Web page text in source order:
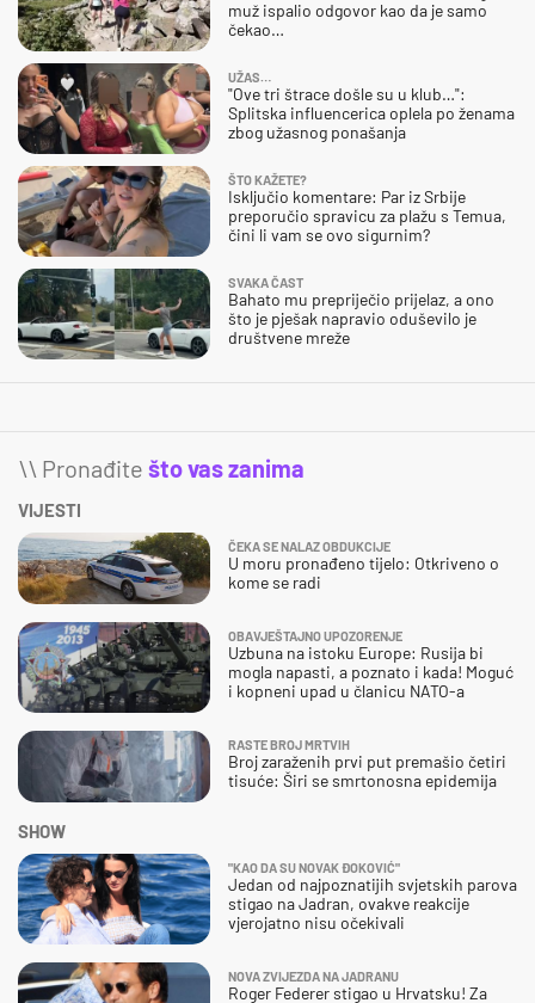
muž ispalio odgovor kao da je samo
čekao…
UŽAS…
"Ove tri štrace došle su u klub…":
Splitska influencerica oplela po ženama
zbog užasnog ponašanja
ŠTO KAŽETE?
Isključio komentare: Par iz Srbije
preporučio spravicu za plažu s Temua,
čini li vam se ovo sigurnim?
SVAKA ČAST
Bahato mu prepriječio prijelaz, a ono
što je pješak napravio oduševilo je
društvene mreže
\\ Pronađite što vas zanima
VIJESTI
ČEKA SE NALAZ OBDUKCIJE
U moru pronađeno tijelo: Otkriveno o
kome se radi
OBAVJEŠTAJNO UPOZORENJE
Uzbuna na istoku Europe: Rusija bi
mogla napasti, a poznato i kada! Moguć
i kopneni upad u članicu NATO-a
RASTE BROJ MRTVIH
Broj zaraženih prvi put premašio četiri
tisuće: Širi se smrtonosna epidemija
SHOW
"KAO DA SU NOVAK ĐOKOVIĆ"
Jedan od najpoznatijih svjetskih parova
stigao na Jadran, ovakve reakcije
vjerojatno nisu očekivali
NOVA ZVIJEZDA NA JADRANU
Roger Federer stigao u Hrvatsku! Za